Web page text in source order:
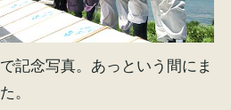
記念写真。あっという間にま
。